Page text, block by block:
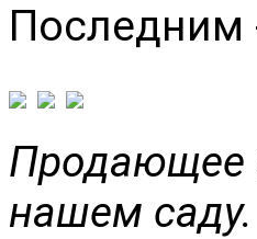
Последним
Продающее
нашем саду.